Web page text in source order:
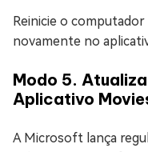
Reinicie o
novamente no
Modo 5.
Aplicativo
A Microsoft lança